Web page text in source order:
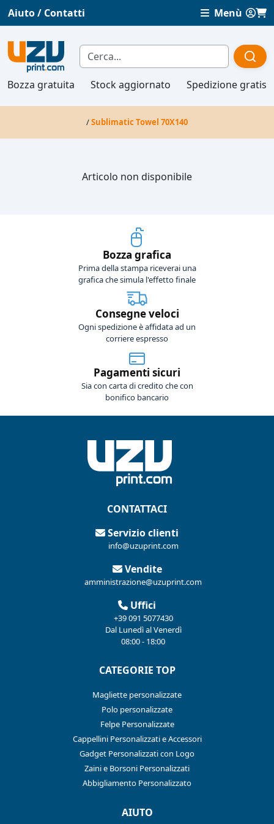
Aiuto / Contatti Menù
Bozza gratuita Stock aggiornato Spedizione gratis
/Sublimatic Towel 70X140
Articolo non disponibile
Bozza grafica
Prima della stampa riceverai una
grafica che simula l'effetto finale
Consegne veloci
Ogni spedizione è affidata ad un
corriere espresso
Pagamenti sicuri
Sia con carta di credito che con
bonifico bancario
CONTATTACI
Servizio clienti
info@uzuprint.com
Vendite
amministrazione@uzuprint.com
Uffici
+39 091 5077430
Dal Lunedì al Venerdì
08:00 - 18:00
CATEGORIE TOP
Magliette personalizzate
Polo personalizzate
Felpe Personalizzate
Cappellini Personalizzati e Accessori
Gadget Personalizzati con Logo
Zaini e Borsoni Personalizzati
Abbigliamento Personalizzato
AIUTO